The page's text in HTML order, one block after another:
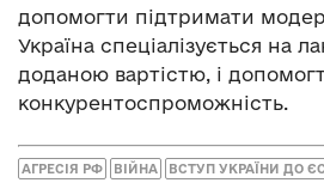
допомогти підтримати
Україна спеціалізується на
доданою вартістю, і
конкурентоспроможність.
АГРЕСІЯ РФ ВІЙНА ВСТУП УКРАЇНИ ДО ЄС